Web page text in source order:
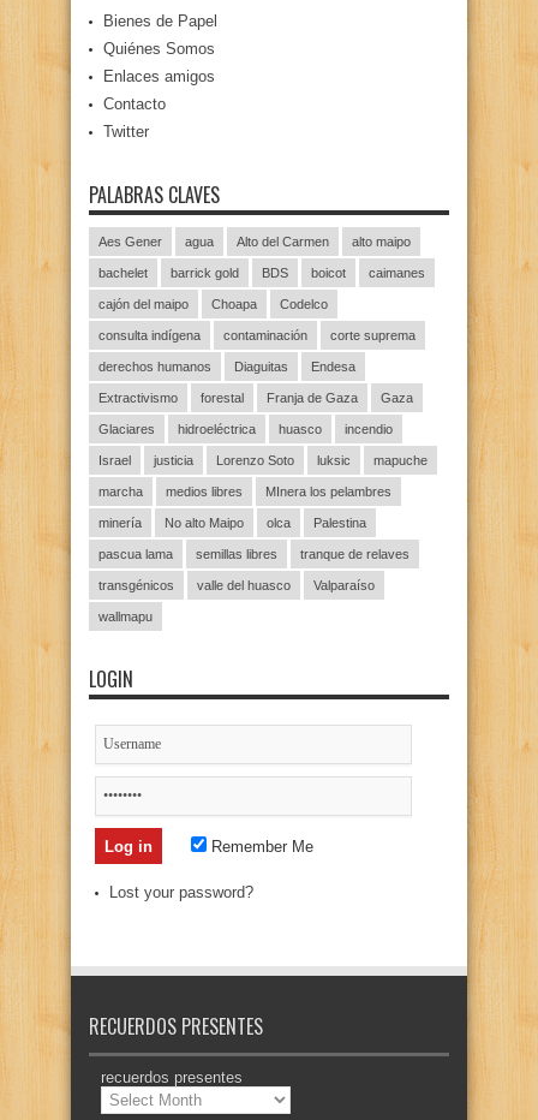
Bienes de Papel
Quiénes Somos
Enlaces amigos
Contacto
Twitter
PALABRAS CLAVES
Aes Gener agua Alto del Carmen alto maipo
bachelet barrick gold BDS boicot caimanes
cajón del maipo Choapa Codelco
consulta indígena contaminación corte suprema
derechos humanos Diaguitas Endesa
Extractivismo forestal Franja de Gaza Gaza
Glaciares hidroeléctrica huasco incendio
Israel justicia Lorenzo Soto luksic mapuche
marcha medios libres MInera los pelambres
minería No alto Maipo olca Palestina
pascua lama semillas libres tranque de relaves
transgénicos valle del huasco Valparaíso
wallmapu
LOGIN
Remember Me
Lost your password?
RECUERDOS PRESENTES
recuerdos presentes